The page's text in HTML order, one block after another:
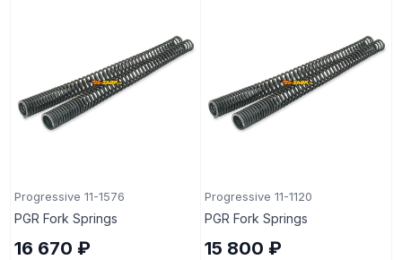
Progressive 11-1576
PGR Fork Springs
16 670 ₽
Progressive 11-1120
PGR Fork Springs
15 800 ₽